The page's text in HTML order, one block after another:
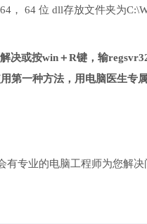
64 位 dll存放文件夹为
决或按win＋R键，输
第一种方法，用电脑医生专
专业的电脑工程师为您解决